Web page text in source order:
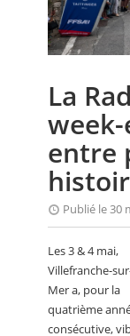
FOCUS
ANNUAIRES
PETITES
La
week-
entre
Publié le 30
Les 3 & 4 mai,
Villefranche-
Mer a, pour la
quatrième
consécutive,